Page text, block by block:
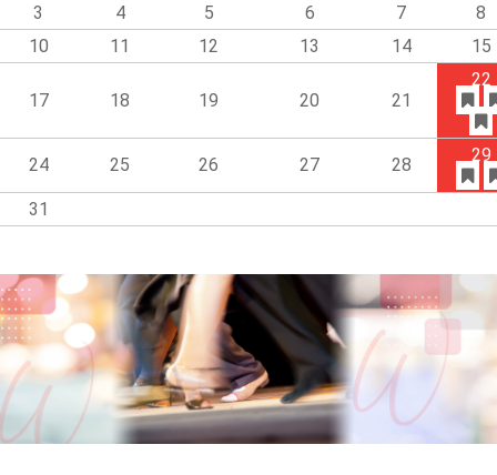
3
4 5 6 7
8
10
11 12 13 14 15
17 18 19 20 21
22
24 25 26 27 28 29
31